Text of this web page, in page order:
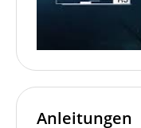
Anleitungen